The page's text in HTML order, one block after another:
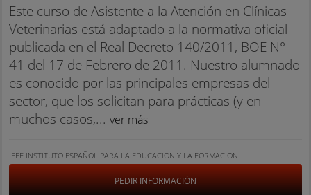
Este curso de Asistente a la Atención en Clínicas
Veterinarias está adaptado a la normativa oficial
publicada en el Real Decreto 140/2011, BOE N°
41 del 17 de Febrero de 2011. Nuestro alumnado
es conocido por las principales empresas del
sector, que los solicitan para prácticas (y en
muchos casos,... ver más
IEEF INSTITUTO ESPAÑOL PARA LA EDUCACION Y LA FORMACION
PEDIR INFORMACIÓN